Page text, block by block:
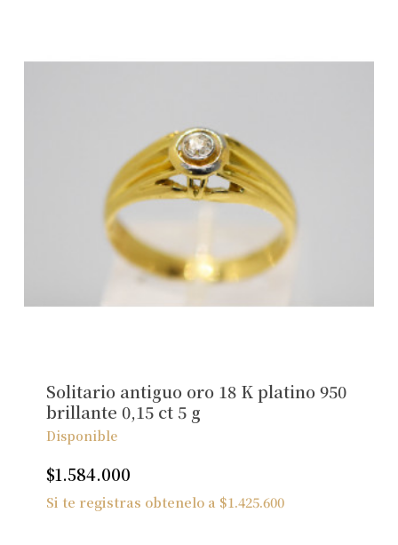
Solitario antiguo oro 18 K platino 950
brillante 0,15 ct 5 g
Disponible
$1.584.000
Si te registras obtenelo a $1.425.600